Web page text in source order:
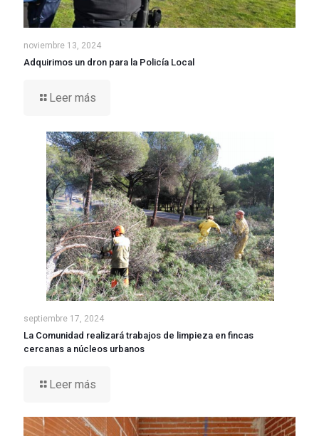
noviembre 13, 2024
Adquirimos un dron para la Policía Local
Leer más
septiembre 17, 2024
La Comunidad realizará trabajos de limpieza en fincas
cercanas a núcleos urbanos
Leer más